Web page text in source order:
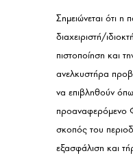
Σημειώνεται ότι η
διαχειριστή/
πιστοποίηση και
ανελκυστήρα
να επιβληθούν
προαναφερόμενο
σκοπός του
εξασφάλιση και